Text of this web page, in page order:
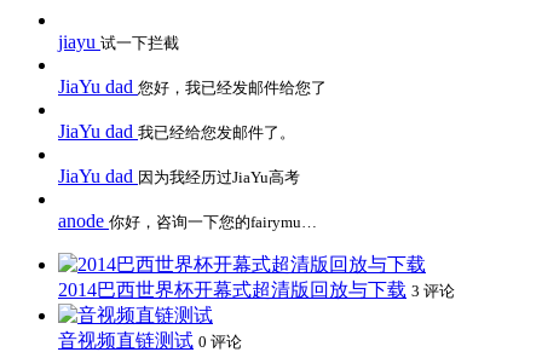
jiayu 试一下拦截
JiaYu dad 您好，我已经发邮件给您了
JiaYu dad 我已经给您发邮件了。
JiaYu dad 因为我经历过JiaYu高考
anode 你好，咨询一下您的fairymu…
2014巴西世界杯开幕式超清版回放与下载 3 评论
音视频直链测试 0 评论